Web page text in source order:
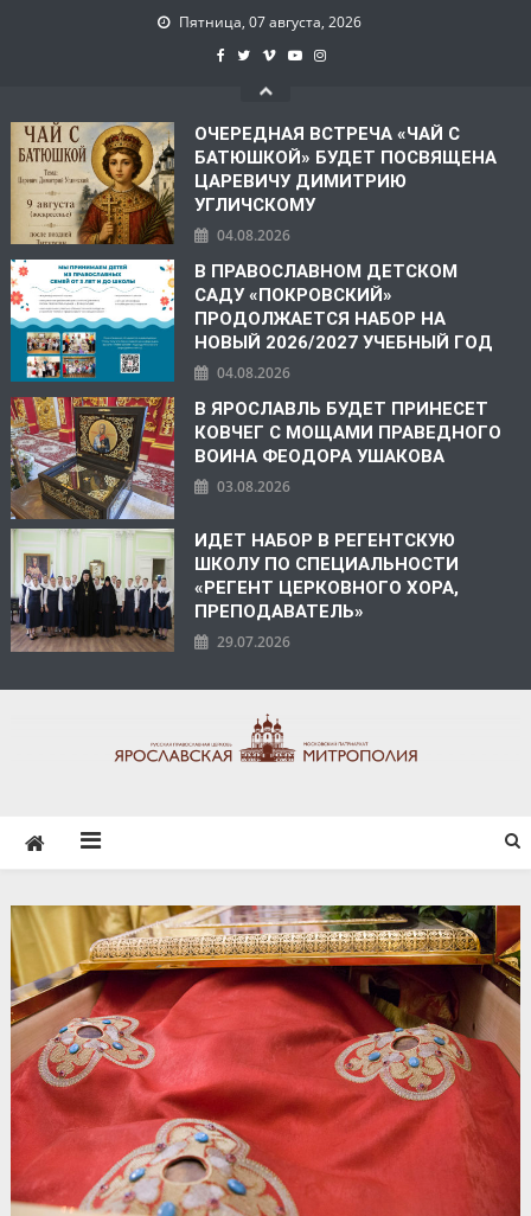
Пятница, 07 августа, 2026
ОЧЕРЕДНАЯ ВСТРЕЧА «ЧАЙ С
БАТЮШКОЙ» БУДЕТ ПОСВЯЩЕНА
ЦАРЕВИЧУ ДИМИТРИЮ
УГЛИЧСКОМУ
04.08.2026
В ПРАВОСЛАВНОМ ДЕТСКОМ
САДУ «ПОКРОВСКИЙ»
ПРОДОЛЖАЕТСЯ НАБОР НА
НОВЫЙ 2026/2027 УЧЕБНЫЙ ГОД
04.08.2026
В ЯРОСЛАВЛЬ БУДЕТ ПРИНЕСЕТ
КОВЧЕГ С МОЩАМИ ПРАВЕДНОГО
ВОИНА ФЕОДОРА УШАКОВА
03.08.2026
ИДЕТ НАБОР В РЕГЕНТСКУЮ
ШКОЛУ ПО СПЕЦИАЛЬНОСТИ
«РЕГЕНТ ЦЕРКОВНОГО ХОРА,
ПРЕПОДАВАТЕЛЬ»
29.07.2026